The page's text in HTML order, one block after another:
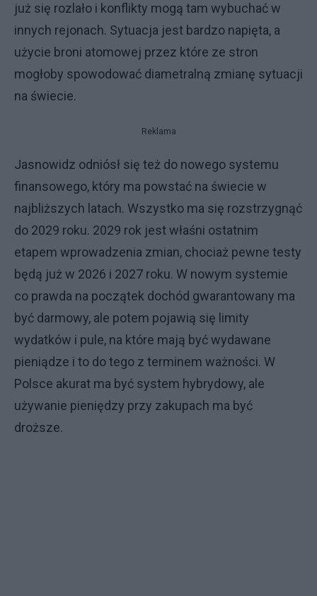
już się rozlało i konflikty mogą tam wybuchać w
innych rejonach. Sytuacja jest bardzo napięta, a
użycie broni atomowej przez które ze stron
mogłoby spowodować diametralną zmianę sytuacji
na świecie.
Reklama
Jasnowidz odniósł się też do nowego systemu
finansowego, który ma powstać na świecie w
najbliższych latach. Wszystko ma się rozstrzygnąć
do 2029 roku. 2029 rok jest właśni ostatnim
etapem wprowadzenia zmian, chociaż pewne testy
będą już w 2026 i 2027 roku. W nowym systemie
co prawda na początek dochód gwarantowany ma
być darmowy, ale potem pojawią się limity
wydatków i pule, na które mają być wydawane
pieniądze i to do tego z terminem ważności. W
Polsce akurat ma być system hybrydowy, ale
używanie pieniędzy przy zakupach ma być
droższe.